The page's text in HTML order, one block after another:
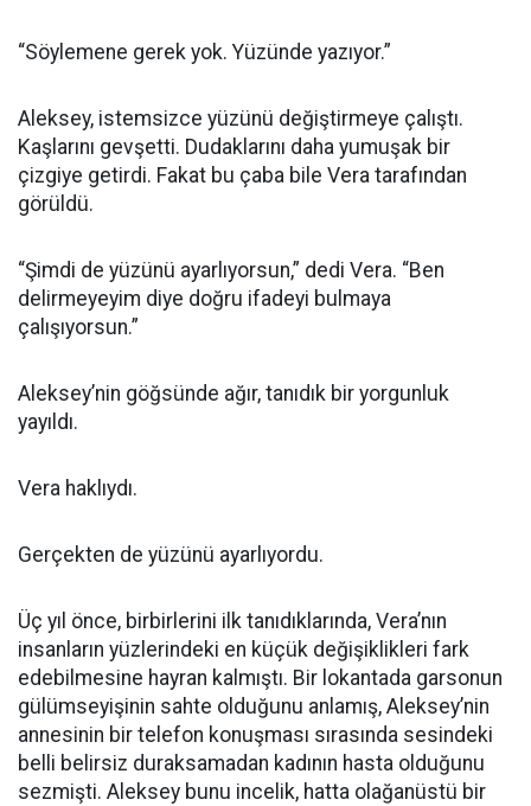
“Söylemene gerek yok. Yüzünde yazıyor.”
Aleksey, istemsizce yüzünü değiştirmeye çalıştı.
Kaşlarını gevşetti. Dudaklarını daha yumuşak bir
çizgiye getirdi. Fakat bu çaba bile Vera tarafından
görüldü.
“Şimdi de yüzünü ayarlıyorsun,” dedi Vera. “Ben
delirmeyeyim diye doğru ifadeyi bulmaya
çalışıyorsun.”
Aleksey’nin göğsünde ağır, tanıdık bir yorgunluk
yayıldı.
Vera haklıydı.
Gerçekten de yüzünü ayarlıyordu.
Üç yıl önce, birbirlerini ilk tanıdıklarında, Vera’nın
insanların yüzlerindeki en küçük değişiklikleri fark
edebilmesine hayran kalmıştı. Bir lokantada garsonun
gülümseyişinin sahte olduğunu anlamış, Aleksey’nin
annesinin bir telefon konuşması sırasında sesindeki
belli belirsiz duraksamadan kadının hasta olduğunu
sezmişti. Aleksey bunu incelik, hatta olağanüstü bir